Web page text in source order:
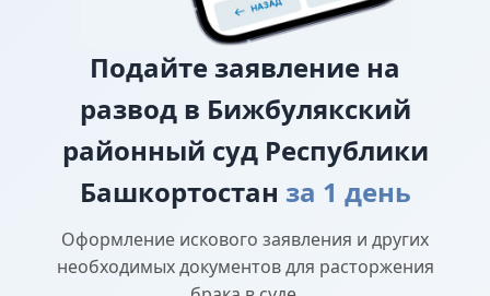
Подайте заявление на
развод в Бижбулякский
районный суд Республики
Башкортостан за 1 день
Оформление искового заявления и других
необходимых документов для расторжения